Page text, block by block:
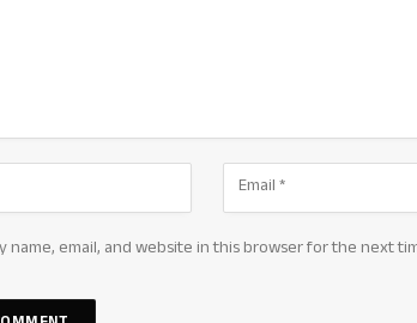
name, email, and website in this browser for the next